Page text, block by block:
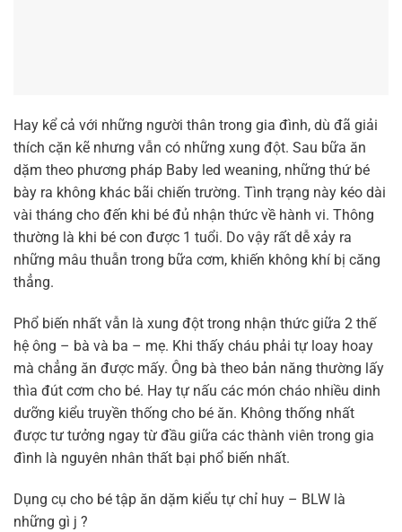
Hay kể cả với những người thân trong gia đình, dù đã giải
thích cặn kẽ nhưng vẫn có những xung đột. Sau bữa ăn
dặm theo phương pháp Baby led weaning, những thứ bé
bày ra không khác bãi chiến trường. Tình trạng này kéo dài
vài tháng cho đến khi bé đủ nhận thức về hành vi. Thông
thường là khi bé con được 1 tuổi. Do vậy rất dễ xảy ra
những mâu thuẫn trong bữa cơm, khiến không khí bị căng
thẳng.
Phổ biến nhất vẫn là xung đột trong nhận thức giữa 2 thế
hệ ông – bà và ba – mẹ. Khi thấy cháu phải tự loay hoay
mà chẳng ăn được mấy. Ông bà theo bản năng thường lấy
thìa đút cơm cho bé. Hay tự nấu các món cháo nhiều dinh
dưỡng kiểu truyền thống cho bé ăn. Không thống nhất
được tư tưởng ngay từ đầu giữa các thành viên trong gia
đình là nguyên nhân thất bại phổ biến nhất.
Dụng cụ cho bé tập ăn dặm kiểu tự chỉ huy – BLW là
những gì j ?